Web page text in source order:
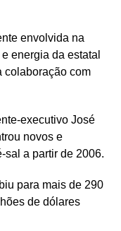
envolvida na
energia da estatal
colaboração com
executivo José
novos e
sal a partir de 2006.
para mais de 290
de dólares